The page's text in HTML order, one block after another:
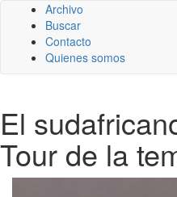
Archivo
Buscar
Contacto
Quienes somos
El
Tour de la